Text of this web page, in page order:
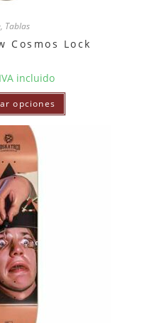
, Tablas
Cosmos Lock
IVA incluido
opciones